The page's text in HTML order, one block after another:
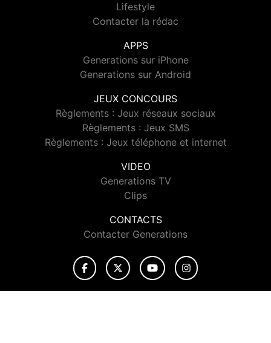
Lifestyle
Contacter la rédac
APPS
Generations sur iPhone
Generations sur Android
JEUX CONCOURS
Règlements : Jeux réseaux sociaux
Règlements : Jeux SMS
Règlements : Jeux téléphone et internet
VIDEO
Generations TV
Clips
CONTACTS
Contacter Generations